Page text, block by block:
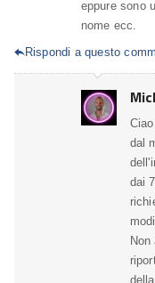
eppure sono
nome ecc.
Rispondi a questo
dal
dai